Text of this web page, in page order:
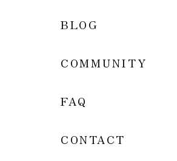
BLOG
COMMUNITY
FAQ
CONTACT